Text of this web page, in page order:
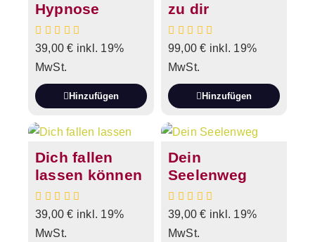
Hypnose
39,00€ inkl. 19%
MwSt.
Hinzufügen
zu dir
99,00€ inkl. 19%
MwSt.
Hinzufügen
Dich fallen
lassen können
39,00€ inkl. 19%
MwSt.
Dein
Seelenweg
39,00€ inkl. 19%
MwSt.